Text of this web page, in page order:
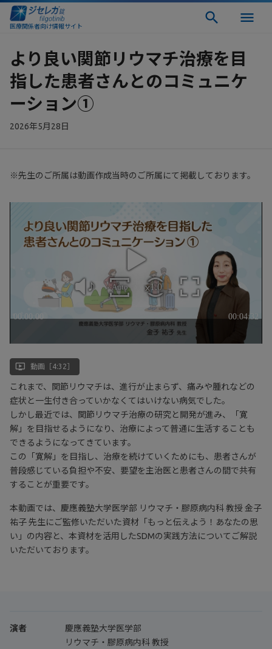
医療関係者向け情報サイト
より良い関節リウマチ治療を目
指した患者さんとのコミュニケ
ーション①
2026年5月28日
※先生のご所属は動画作成当時のご所属にて掲載しております。
ondemand_video 動画［4:32］
これまで、関節リウマチは、進行が止まらず、痛みや腫れなどの
症状と一生付き合っていかなくてはいけない病気でした。
しかし最近では、関節リウマチ治療の研究と開発が進み、「寛
解」を目指せるようになり、治療によって普通に生活することも
できるようになってきています。
この「寛解」を目指し、治療を続けていくためにも、患者さんが
普段感じている負担や不安、要望を主治医と患者さんの間で共有
することが重要です。
本動画では、慶應義塾大学医学部 リウマチ・膠原病内科 教授 金子
祐子 先生にご監修いただいた資材「もっと伝えよう！あなたの思
い」の内容と、本資材を活用したSDMの実践方法についてご解説
いただいております。
演者
慶應義塾大学医学部
リウマチ・膠原病内科 教授